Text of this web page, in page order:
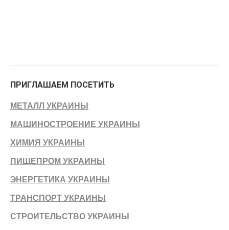
ПРИГЛАШАЕМ ПОСЕТИТЬ
МЕТАЛЛ УКРАИНЫ
МАШИНОСТРОЕНИЕ УКРАИНЫ
ХИМИЯ УКРАИНЫ
ПИЩЕПРОМ УКРАИНЫ
ЭНЕРГЕТИКА УКРАИНЫ
ТРАНСПОРТ УКРАИНЫ
СТРОИТЕЛЬСТВО УКРАИНЫ